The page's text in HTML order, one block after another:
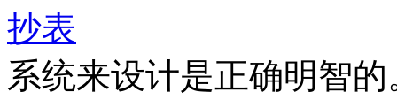
抄表
系统来设计是正确明智的